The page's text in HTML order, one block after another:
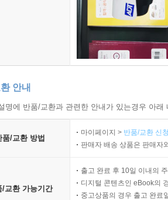
안내
명에 반품/교환과 관련한 안내가 있는경우 아
품/교환 방법
마이페이지 > 반품/교환 신
판매자 배송 상품은 판매자
/교환 가능기간
출고 완료 후 10일 이내의
디지털 콘텐츠인 eBook의
중고상품의 경우 출고 완료